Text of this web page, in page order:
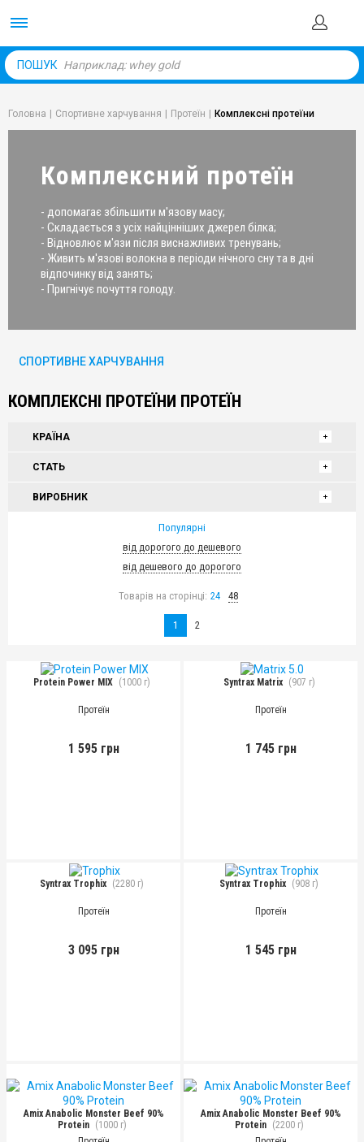
Body Market №1
ПОШУК
Головна Спортивне харчування Протеїн Комплексні протеїни
Комплексний протеїн
- допомагає збільшити м'язову масу;
- Складається з усіх найцінніших джерел білка;
- Відновлює м'язи після виснажливих тренувань;
- Живить м'язові волокна в періоди нічного сну та в дні
відпочинку від занять;
- Пригнічує почуття голоду.
СПОРТИВНЕ ХАРЧУВАННЯ
КОМПЛЕКСНІ ПРОТЕЇНИ ПРОТЕЇН
КРАЇНА
СТАТЬ
ВИРОБНИК
Популярні
від дорогого до дешевого
від дешевого до дорогого
Товарів на сторінці: 24 48
1 2
Protein Power MIX (1000 г)
Протеїн
1 595 грн
Syntrax Matrix (907 г)
Протеїн
1 745 грн
Syntrax Trophix (2280 г)
Протеїн
3 095 грн
Syntrax Trophix (908 г)
Протеїн
1 545 грн
Amix Anabolic Monster Beef 90%
Protein
(1000 г)
Amix Anabolic Monster Beef 90%
Protein
(2200 г)